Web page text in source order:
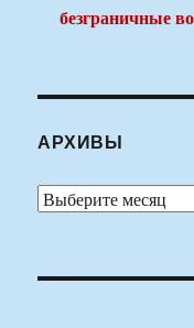
безграничные
АРХИВЫ
Архивы